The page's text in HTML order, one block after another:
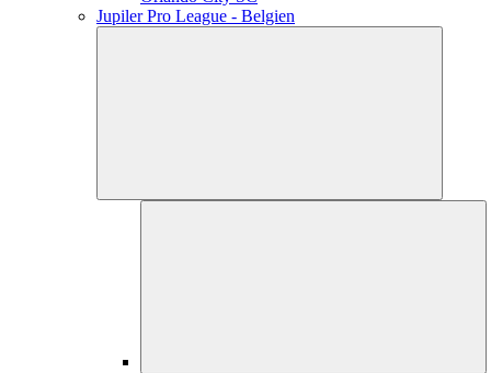
Jupiler Pro League - Belgien